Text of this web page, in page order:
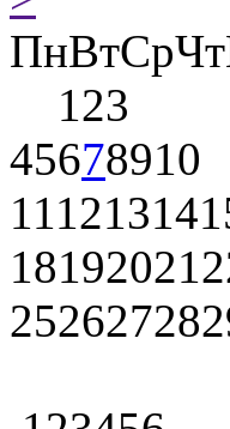
ПнВтСрЧт
123
45678910
11121314
18192021
25262728